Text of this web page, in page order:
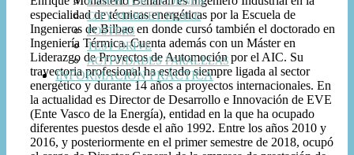
CITY MARKET PLACE
POSTERS
TEST DRIVE
ACTIVIDADES PARALELAS
INFORMACIÓN PRÁCTICA
especialidad de técnicas energéticas por la Escuela de
Ingenieros de Bilbao en donde cursó también el doctorado en
Ingeniería Térmica. Cuenta además con un Máster en
Liderazgo de Proyectos de Automoción por el AIC. Su
trayectoria profesional ha estado siempre ligada al sector
energético y durante 14 años a proyectos internacionales. En
la actualidad es Director de Desarrollo e Innovación de EVE
(Ente Vasco de la Energía), entidad en la que ha ocupado
diferentes puestos desde el año 1992. Entre los años 2010 y
2016, y posteriormente en el primer semestre de 2018, ocupó